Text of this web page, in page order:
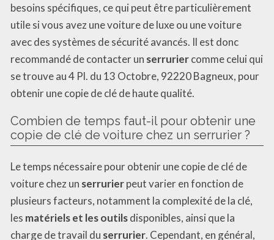
besoins spécifiques, ce qui peut être particulièrement
utile si vous avez une voiture de luxe ou une voiture
avec des systèmes de sécurité avancés. Il est donc
recommandé de contacter un serruriercomme celui qui
se trouve au 4 Pl. du 13 Octobre, 92220 Bagneux, pour
obtenir une copie de clé de haute qualité.
Combien de temps faut-il pour obtenir une
copie de clé de voiture chez un serrurier ?
Le temps nécessaire pour obtenir une copie de clé de
voiture chez un serrurierpeut varier en fonction de
plusieurs facteurs, notamment la complexité de la clé,
les matériels et les outilsdisponibles, ainsi que la
charge de travail du serrurier. Cependant, en général,